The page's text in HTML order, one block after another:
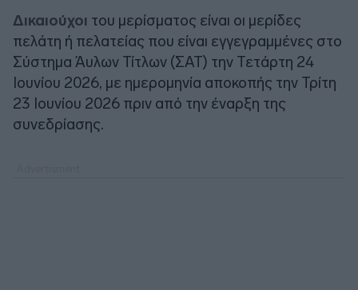
Δικαιούχοι του μερίσματος είναι οι μερίδες
πελάτη ή πελατείας που είναι εγγεγραμμένες στο
Σύστημα Άυλων Τίτλων (ΣΑΤ) την Τετάρτη 24
Ιουνίου 2026, με ημερομηνία αποκοπής την Τρίτη
23 Ιουνίου 2026 πριν από την έναρξη της
συνεδρίασης.